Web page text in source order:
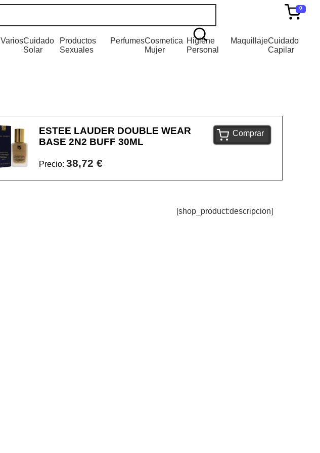
0
VariosCuidado
Solar
Productos
Sexuales
PerfumesCosmetica
Mujer
Higiene
Personal
MaquillajeCuidado
Capilar
ESTEE LAUDER DOUBLE WEAR
BASE 2N2 BUFF 30ML
Precio: 38,72 €
Comprar
[shop_product:descripcion]